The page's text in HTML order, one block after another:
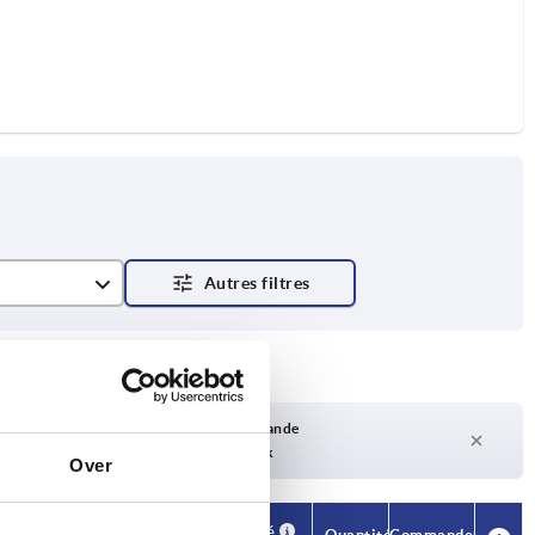
Over
Délai de livraison sur demande
Actuellement pas en stock